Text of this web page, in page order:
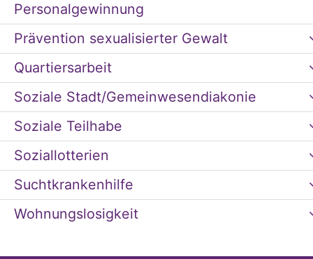
Personalgewinnung
Prävention sexualisierter Gewalt
Quartiersarbeit
Soziale Stadt/Gemeinwesendiakonie
Soziale Teilhabe
Soziallotterien
Suchtkrankenhilfe
Wohnungslosigkeit